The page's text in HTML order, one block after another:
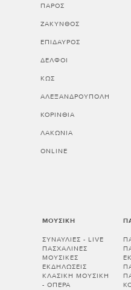
ΠΑΡΟΣ
ΖΑΚΥΝΘΟΣ
ΕΠΙΔΑΥΡΟΣ
ΔΕΛΦΟΙ
ΚΩΣ
ΑΛΕΞΑΝΔΡΟΥΠΟΛΗ
ΚΟΡΙΝΘΊΑ
ΛΑΚΩΝΊΑ
ONLINE
ΜΟΥΣΙΚΉ
ΣΥΝΑΥΛΊΕΣ - LIVE
ΠΑΣΧΑΛΙΝΈΣ
ΜΟΥΣΙΚΈΣ
ΕΚΔΗΛΏΣΕΙΣ
ΚΛΑΣΙΚΉ ΜΟΥΣΙΚΉ
- ΌΠΕΡΑ